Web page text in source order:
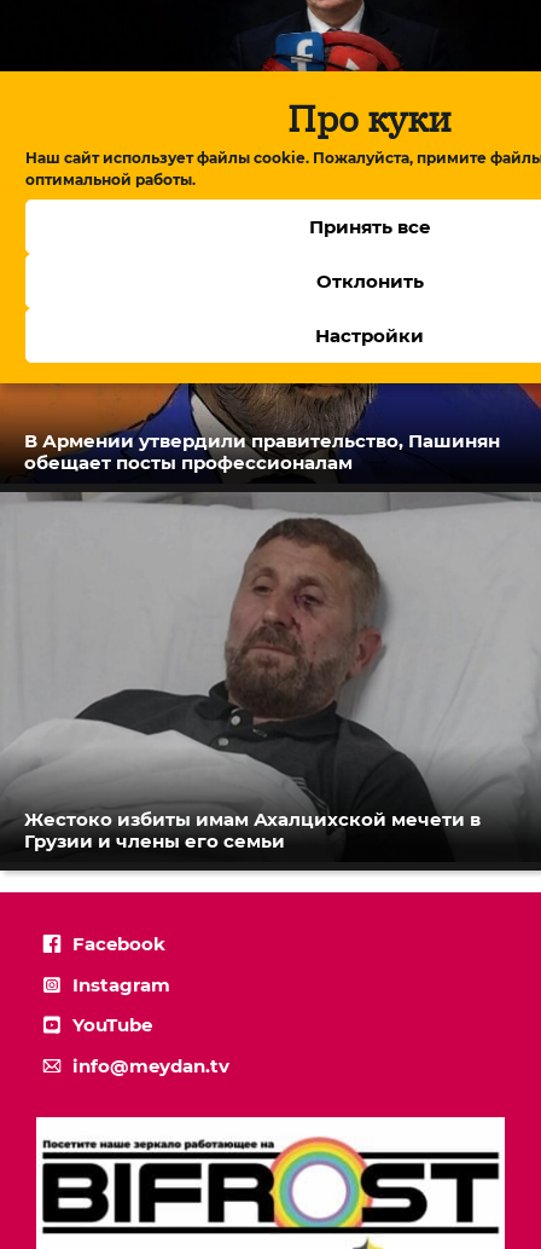
Про куки
Наш сайт использует файлы cookie. Пожалуйста, примите
оптимальной работы.
Принять все
Отклонить
Настройки
меняется цифровое пространство в
В Армении утвердили правительство, Пашинян
обещает посты профессионалам
Жестоко избиты имам Ахалцихской мечети в
Грузии и члены его семьи
Facebook
Instagram
YouTube
info@meydan.tv